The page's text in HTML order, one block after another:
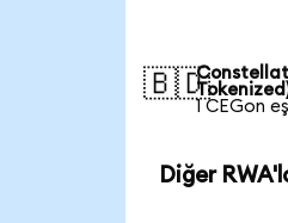
🇧🇩
1 CEGon
Diğer